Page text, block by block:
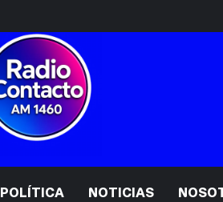
POLÍTICA NOTICIAS